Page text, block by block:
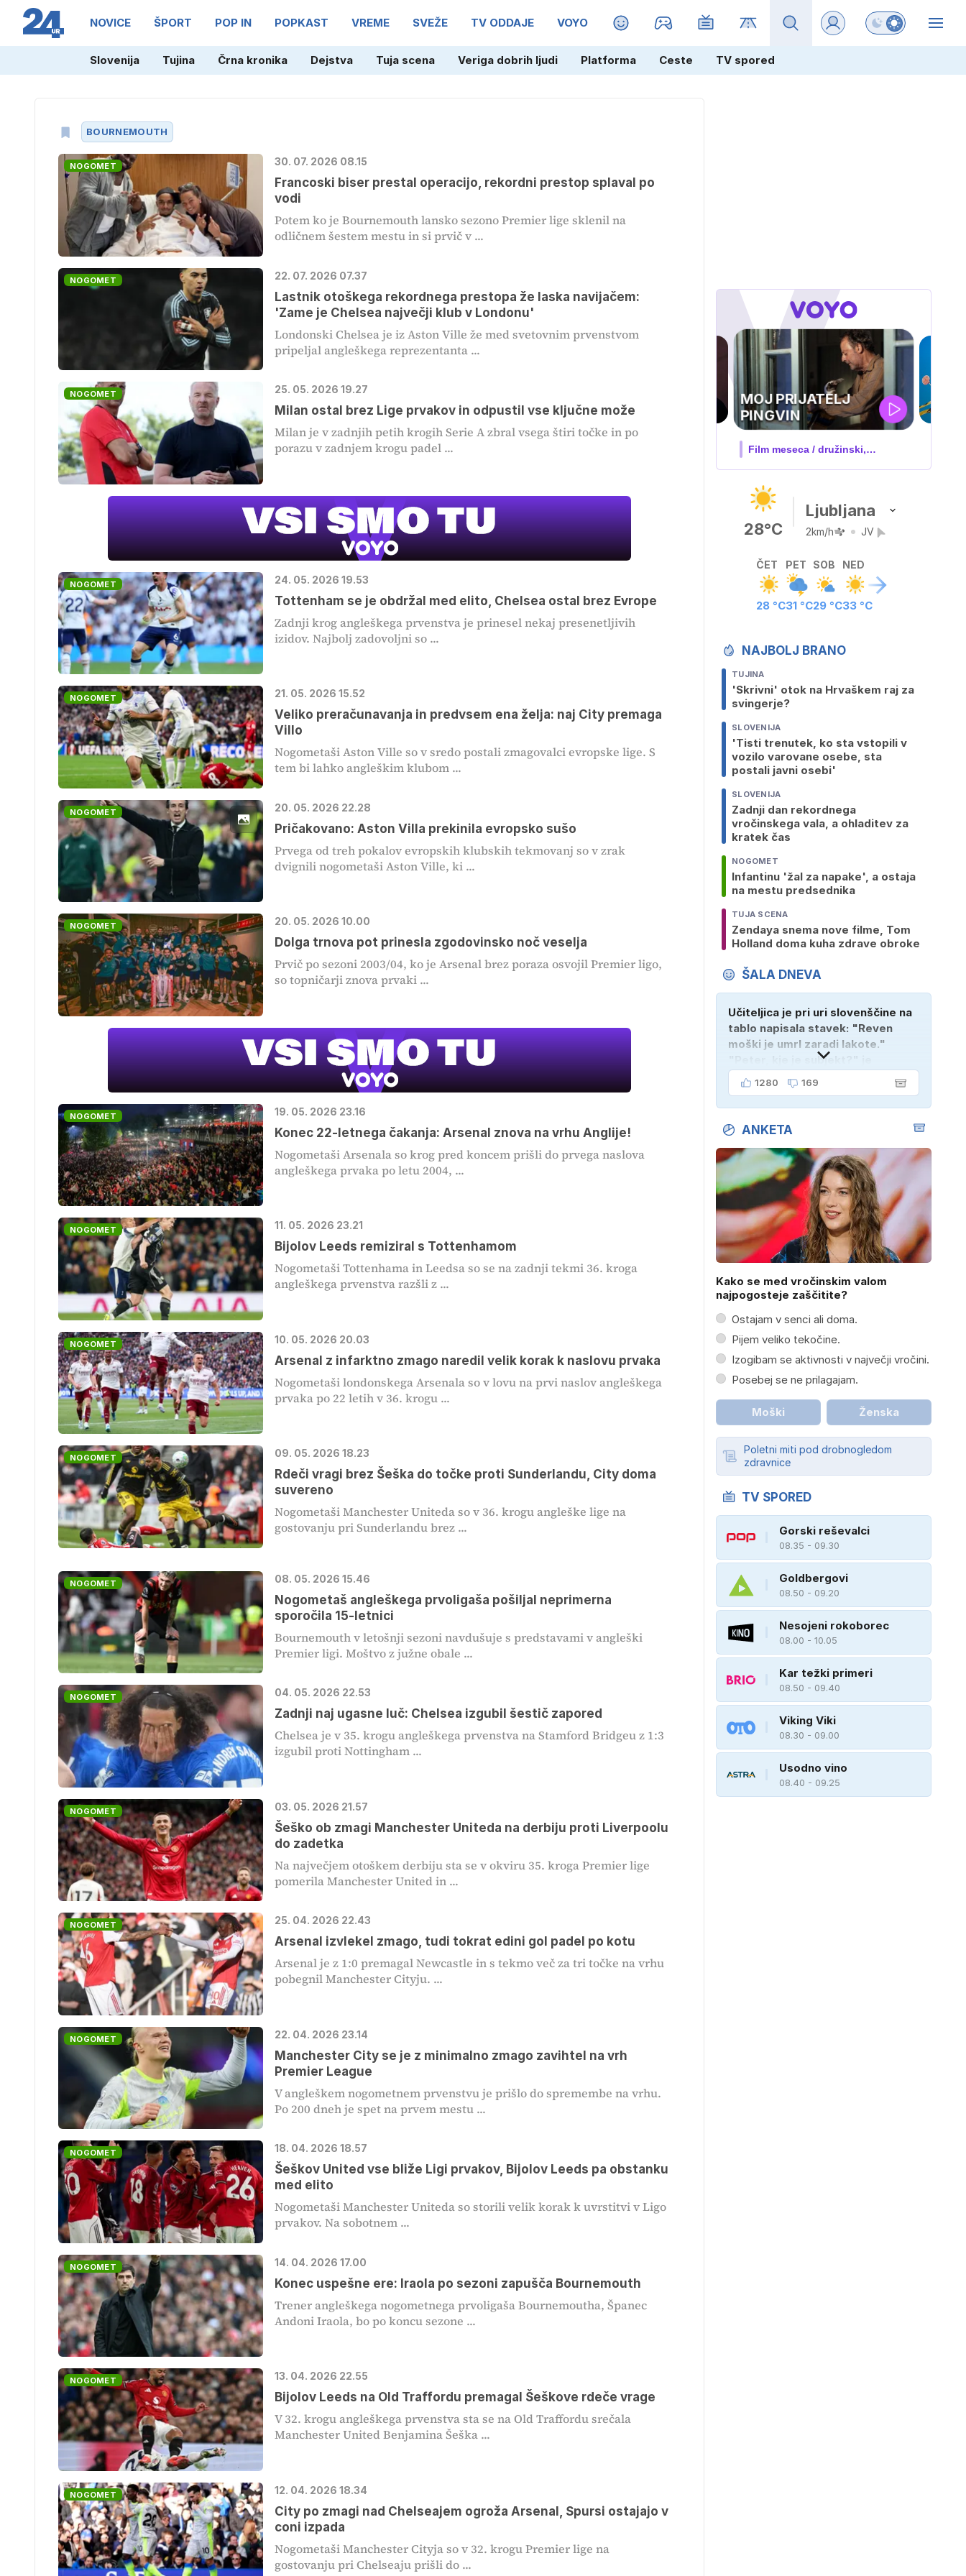
NOVICE ŠPORT POP IN POPKAST VREME SVEŽE TV ODDAJE VOYO MAGAZIN Preklopi barvni
Slovenija Tujina Črna kronika Dejstva Tuja scena Veriga dobrih ljudi Platforma Ceste TV spored
BOURNEMOUTH
NOGOMET 30. 07. 2026 08.15
Francoski biser prestal operacijo, rekordni prestop splaval po
vodi
Potem ko je Bournemouth lansko sezono Premier lige sklenil na
odličnem šestem mestu in si prvič v ...
NOGOMET 22. 07. 2026 07.37
Lastnik otoškega rekordnega prestopa že laska navijačem:
'Zame je Chelsea največji klub v Londonu'
Londonski Chelsea je iz Aston Ville že med svetovnim prvenstvom
pripeljal angleškega reprezentanta ...
NOGOMET 25. 05. 2026 19.27
Milan ostal brez Lige prvakov in odpustil vse ključne može
Milan je v zadnjih petih krogih Serie A zbral vsega štiri točke in po
porazu v zadnjem krogu padel ...
NOGOMET 24. 05. 2026 19.53
Tottenham se je obdržal med elito, Chelsea ostal brez Evrope
Zadnji krog angleškega prvenstva je prinesel nekaj presenetljivih
izidov. Najbolj zadovoljni so ...
NOGOMET 21. 05. 2026 15.52
Veliko preračunavanja in predvsem ena želja: naj City premaga
Villo
Nogometaši Aston Ville so v sredo postali zmagovalci evropske lige. S
tem bi lahko angleškim klubom ...
NOGOMET 20. 05. 2026 22.28
Pričakovano: Aston Villa prekinila evropsko sušo
Prvega od treh pokalov evropskih klubskih tekmovanj so v zrak
dvignili nogometaši Aston Ville, ki ...
NOGOMET 20. 05. 2026 10.00
Dolga trnova pot prinesla zgodovinsko noč veselja
Prvič po sezoni 2003/04, ko je Arsenal brez poraza osvojil Premier ligo,
so topničarji znova prvaki ...
NOGOMET 19. 05. 2026 23.16
Konec 22-letnega čakanja: Arsenal znova na vrhu Anglije!
Nogometaši Arsenala so krog pred koncem prišli do prvega naslova
angleškega prvaka po letu 2004, ...
NOGOMET 11. 05. 2026 23.21
Bijolov Leeds remiziral s Tottenhamom
Nogometaši Tottenhama in Leedsa so se na zadnji tekmi 36. kroga
angleškega prvenstva razšli z ...
NOGOMET 10. 05. 2026 20.03
Arsenal z infarktno zmago naredil velik korak k naslovu prvaka
Nogometaši londonskega Arsenala so v lovu na prvi naslov angleškega
prvaka po 22 letih v 36. krogu ...
NOGOMET 09. 05. 2026 18.23
Rdeči vragi brez Šeška do točke proti Sunderlandu, City doma
suvereno
Nogometaši Manchester Uniteda so v 36. krogu angleške lige na
gostovanju pri Sunderlandu brez ...
NOGOMET 08. 05. 2026 15.46
Nogometaš angleškega prvoligaša pošiljal neprimerna
sporočila 15-letnici
Bournemouth v letošnji sezoni navdušuje s predstavami v angleški
Premier ligi. Moštvo z južne obale ...
NOGOMET 04. 05. 2026 22.53
Zadnji naj ugasne luč: Chelsea izgubil šestič zapored
Chelsea je v 35. krogu angleškega prvenstva na Stamford Bridgeu z 1:3
izgubil proti Nottingham ...
NOGOMET 03. 05. 2026 21.57
Šeško ob zmagi Manchester Uniteda na derbiju proti Liverpoolu
do zadetka
Na največjem otoškem derbiju sta se v okviru 35. kroga Premier lige
pomerila Manchester United in ...
NOGOMET 25. 04. 2026 22.43
Arsenal izvlekel zmago, tudi tokrat edini gol padel po kotu
Arsenal je z 1:0 premagal Newcastle in s tekmo več za tri točke na vrhu
pobegnil Manchester Cityju. ...
NOGOMET 22. 04. 2026 23.14
Manchester City se je z minimalno zmago zavihtel na vrh
Premier League
V angleškem nogometnem prvenstvu je prišlo do spremembe na vrhu.
Po 200 dneh je spet na prvem mestu ...
NOGOMET 18. 04. 2026 18.57
Šeškov United vse bliže Ligi prvakov, Bijolov Leeds pa obstanku
med elito
Nogometaši Manchester Uniteda so storili velik korak k uvrstitvi v Ligo
prvakov. Na sobotnem ...
NOGOMET 14. 04. 2026 17.00
Konec uspešne ere: Iraola po sezoni zapušča Bournemouth
Trener angleškega nogometnega prvoligaša Bournemoutha, Španec
Andoni Iraola, bo po koncu sezone ...
NOGOMET 13. 04. 2026 22.55
Bijolov Leeds na Old Traffordu premagal Šeškove rdeče vrage
V 32. krogu angleškega prvenstva sta se na Old Traffordu srečala
Manchester United Benjamina Šeška ...
NOGOMET 12. 04. 2026 18.34
City po zmagi nad Chelseajem ogroža Arsenal, Spursi ostajajo v
coni izpada
Nogometaši Manchester Cityja so v 32. krogu Premier lige na
gostovanju pri Chelseaju prišli do ...
PINGVIN IQ 160
Nova hrvaška serija
28°C
Ljubljana
2km/h JV
ČET
28 °C
PET
31 °C
SOB
29 °C
NED
33 °C
NAJBOLJ BRANO
TUJINA
'Skrivni' otok na Hrvaškem raj za
svingerje?
SLOVENIJA
'Tisti trenutek, ko sta vstopili v
vozilo varovane osebe, sta
postali javni osebi'
SLOVENIJA
Zadnji dan rekordnega
vročinskega vala, a ohladitev za
kratek čas
NOGOMET
Infantinu 'žal za napake', a ostaja
na mestu predsednika
TUJA SCENA
Zendaya snema nove filme, Tom
Holland doma kuha zdrave obroke
ŠALA DNEVA
Učiteljica je pri uri slovenščine na
tablo napisala stavek: "Reven
moški je umrl zaradi lakote."
"Peter, kje je subjekt?" je
vprašala. "Verjetno na
pokopališču!"
1280 169
ANKETA
Kako se med vročinskim valom
najpogosteje zaščitite?
Ostajam v senci ali doma.
Pijem veliko tekočine.
Izogibam se aktivnosti v največji vročini.
Posebej se ne prilagajam.
Moški Ženska
Poletni miti pod drobnogledom
zdravnice
TV SPORED
Gorski reševalci
08.35 - 09.30
Goldbergovi
08.50 - 09.20
Nesojeni rokoborec
08.00 - 10.05
Kar težki primeri
08.50 - 09.40
Viking Viki
08.30 - 09.00
Usodno vino
08.40 - 09.25